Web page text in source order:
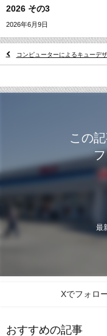
2026 その3
2026年6月9日
コンピューターによるキューデ
この
最
Xでフォロ
おすすめの記事